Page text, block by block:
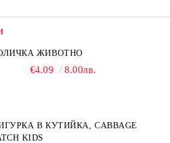
ЖИВОТНО
€4.09 8.00лв.
В КУТИЙКА, CABBAGE
KIDS